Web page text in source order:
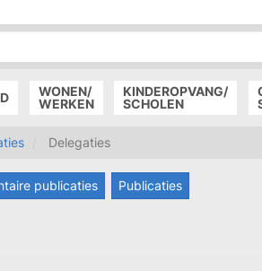
WONEN/
WERKEN
KINDEROPVANG/
SCHOLEN
Delegaties
publicaties Publicaties